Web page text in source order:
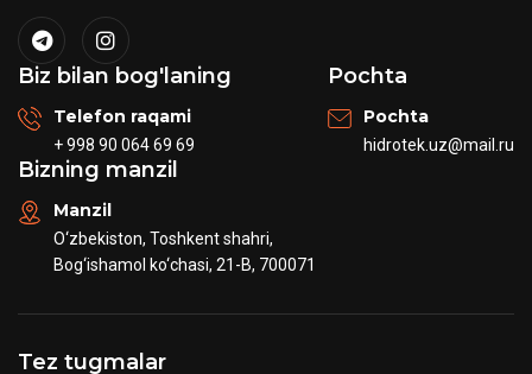
Biz bilan bog'laning
Telefon raqami
+ 998 90 064 69 69
Pochta
Pochta
hidrotek.uz@mail.ru
Bizning manzil
Manzil
O‘zbekiston, Toshkent shahri,
Bog‘ishamol ko‘chasi, 21-B, 700071
Tez tugmalar